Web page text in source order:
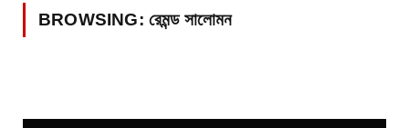
BROWSING: রেমন্ড সালোমন